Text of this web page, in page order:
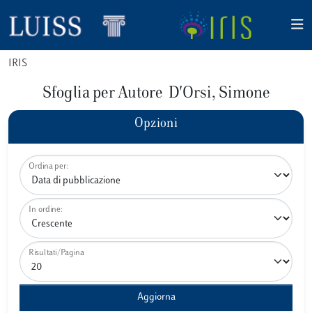
IRIS
Sfoglia per Autore D'Orsi, Simone
Opzioni
Ordina per:
In ordine:
Risultati/Pagina